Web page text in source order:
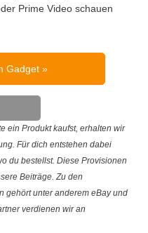
Prime Video schauen
Gadget
ein Produkt kaufst, erhalten wir
Für dich entstehen dabei
du bestellst. Diese Provisionen
Beiträge. Zu den
gehört unter anderem eBay und
verdienen wir an